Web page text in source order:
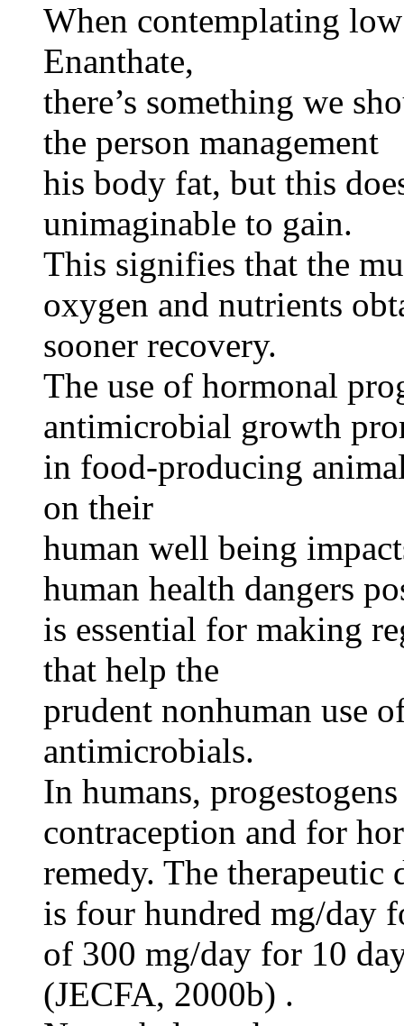
When contemplating
Enanthate,
there’s something we
the person management
his body fat, but this
unimaginable to gain.
This signifies that the
oxygen and nutrients
sooner recovery.
The use of hormonal
antimicrobial growth
in food-producing
on their
human well being
human health dangers
is essential for making
that help the
prudent nonhuman use
antimicrobials.
In humans,
contraception and for
remedy. The therapeutic
is four hundred mg/day
of 300 mg/day for 10
(JECFA, 2000b) .